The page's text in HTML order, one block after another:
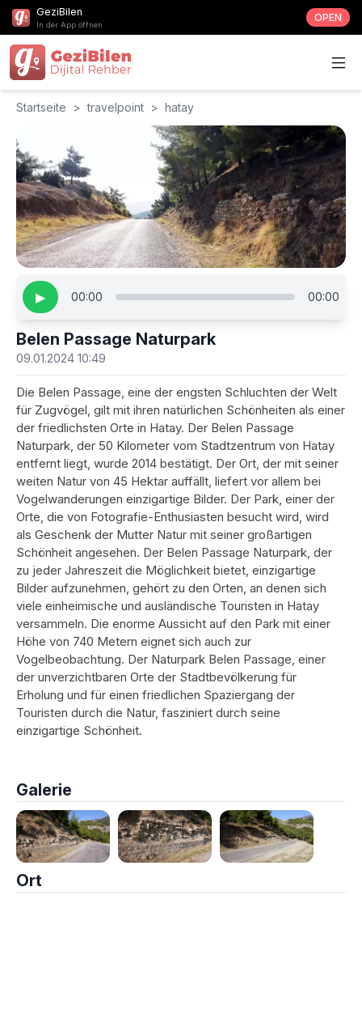
GeziBilen
In der App öffnen
OPEN
Startseite > travelpoint > hatay
▶ 00:00 00:00
Belen Passage Naturpark
09.01.2024 10:49
Die Belen Passage, eine der engsten Schluchten der Welt
für Zugvögel, gilt mit ihren natürlichen Schönheiten als einer
der friedlichsten Orte in Hatay. Der Belen Passage
Naturpark, der 50 Kilometer vom Stadtzentrum von Hatay
entfernt liegt, wurde 2014 bestätigt. Der Ort, der mit seiner
weiten Natur von 45 Hektar auffällt, liefert vor allem bei
Vogelwanderungen einzigartige Bilder. Der Park, einer der
Orte, die von Fotografie-Enthusiasten besucht wird, wird
als Geschenk der Mutter Natur mit seiner großartigen
Schönheit angesehen. Der Belen Passage Naturpark, der
zu jeder Jahreszeit die Möglichkeit bietet, einzigartige
Bilder aufzunehmen, gehört zu den Orten, an denen sich
viele einheimische und ausländische Touristen in Hatay
versammeln. Die enorme Aussicht auf den Park mit einer
Höhe von 740 Metern eignet sich auch zur
Vogelbeobachtung. Der Naturpark Belen Passage, einer
der unverzichtbaren Orte der Stadtbevölkerung für
Erholung und für einen friedlichen Spaziergang der
Touristen durch die Natur, fasziniert durch seine
einzigartige Schönheit.
Galerie
Ort